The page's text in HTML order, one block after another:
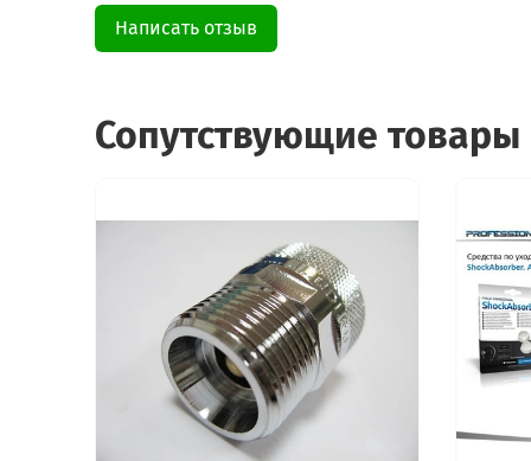
Написать отзыв
Сопутствующие товары